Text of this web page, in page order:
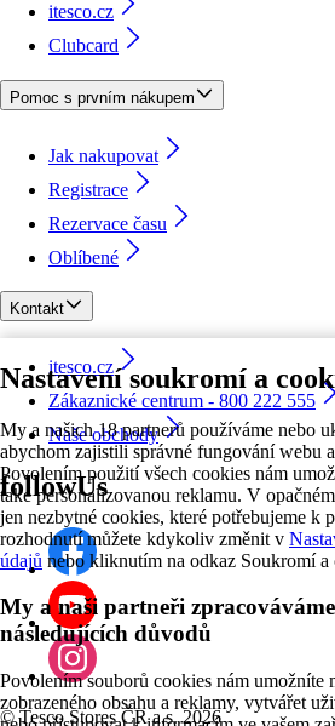
Nastavení soukromí a
My a našich 18 partnerů používáme nebo
abychom zajistili správné fungování webu
Povolením použití všech cookies nám
také personalizovanou reklamu. V
jen nezbytné cookies, které potřebujeme k
rozhodnutí můžete kdykoliv změnit v
údajů nebo kliknutím na odkaz Soukromí a
My a naši partneři
následujících důvodů
Povolením souborů cookies nám umožníte
zobrazeného obsahu a reklamy, vytvářet
itesco.cz
Clubcard
Pomoc s prvním nákupem
Jak nakupovat
Registrace
Rezervace času
Oblíbené
Kontakt
itesco.cz
Zákaznické centrum - 800 222 555
Naše obchody
followUs
©Tesco Stores ČR a.s. 2026